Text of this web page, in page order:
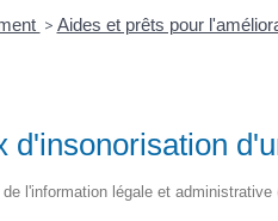
> Aides et prêts pour
d'insonorisation
l'information légale et administrative